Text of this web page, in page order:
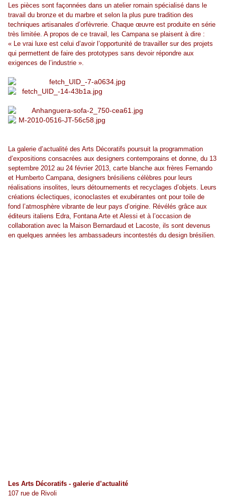
Les pièces sont façonnées dans un atelier romain spécialisé dans le
travail du bronze et du marbre et selon la plus pure tradition des
techniques artisanales d’orfèvrerie. Chaque œuvre est produite en série
très limitée. A propos de ce travail, les Campana se plaisent à dire :
« Le vrai luxe est celui d’avoir l’opportunité de travailler sur des projets
qui permettent de faire des prototypes sans devoir répondre aux
exigences de l’industrie ».
La galerie d’actualité des Arts Décoratifs poursuit la programmation
d’expositions consacrées aux designers contemporains et donne, du 13
septembre 2012 au 24 février 2013, carte blanche aux frères Fernando
et Humberto Campana, designers brésiliens célèbres pour leurs
réalisations insolites, leurs détournements et recyclages d’objets. Leurs
créations éclectiques, iconoclastes et exubérantes ont pour toile de
fond l’atmosphère vibrante de leur pays d’origine. Révélés grâce aux
éditeurs italiens Edra, Fontana Arte et Alessi et à l’occasion de
collaboration avec la Maison Bernardaud et Lacoste, ils sont devenus
en quelques années les ambassadeurs incontestés du design brésilien.
Les Arts Décoratifs - galerie d’actualité
107 rue de Rivoli